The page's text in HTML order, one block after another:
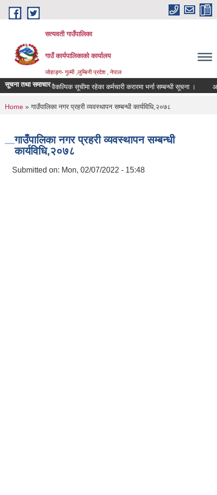
Skip to main content
सत्यवती गाउँपालिका
गाउँ कार्यपालिकाकाे कार्यालय
जाेहाङ्ग- गुल्मी ,लुम्बिनी प्रदेश , नेपाल
सूचना तथा समाचारवैकल्पिक सूचीमा रहेका कर्मचारी करारमा भर्ना सम्बन्धी सूचना । आ.व.
You are here
Home » गाउँपालिका नगर प्रहरी व्यवस्थापन सम्बन्धी कार्यविधि,२०७८
गाउँपालिका नगर प्रहरी व्यवस्थापन सम्बन्धी
कार्यविधि,२०७८
Submitted on: Mon, 02/07/2022 - 15:48